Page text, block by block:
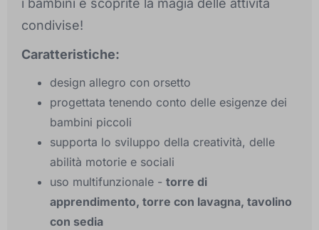
i bambini e scoprite la magia delle attività
condivise!
Caratteristiche:
design allegro con orsetto
progettata tenendo conto delle esigenze dei
bambini piccoli
supporta lo sviluppo della creatività, delle
abilità motorie e sociali
uso multifunzionale - torre di
apprendimento, torre con lavagna, tavolino
con sedia